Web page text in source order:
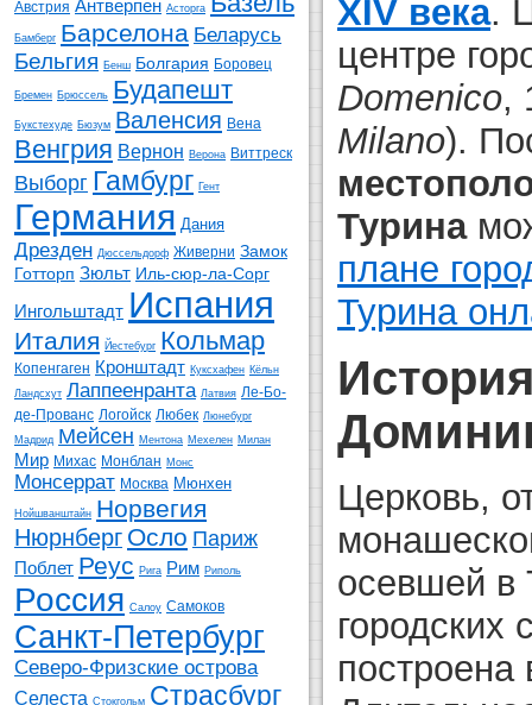
Австрия Антверпен Асторга
Бамберг Барселона Беларусь
Бельгия Бенш Болгария Боровец
Бремен Брюссель Будапешт
Букстехуде Бюзум Валенсия Вена
Венгрия Вернон Верона Виттреск
Выборг Гамбург Гент
Германия Дания
Дрезден Дюссельдорф Живерни Замок
Готторп Зюльт Иль-сюр-ла-Сорг
Ингольштадт Испания
Италия Йестебург Кольмар
Копенгаген Кронштадт Куксхафен Кёльн
Ландсхут Лаппеенранта Латвия Ле-Бо-
де-Прованс Логойск Любек Люнебург
Мадрид Мейсен Ментона Мехелен Милан
Мир Михас Монблан Монс
Монсеррат Москва Мюнхен
Нойшванштайн Норвегия
Нюрнберг Осло Париж
Поблет Реус Рига Рим Риполь
Россия Салоу Самоков
Санкт-Петербург
Северо-Фризские острова
Селеста Стокгольм Страсбург
XIV века.
центре
Domenico,
Milano).
Турина
плане
Турина
Церковь,
осевшей в
городских
построена